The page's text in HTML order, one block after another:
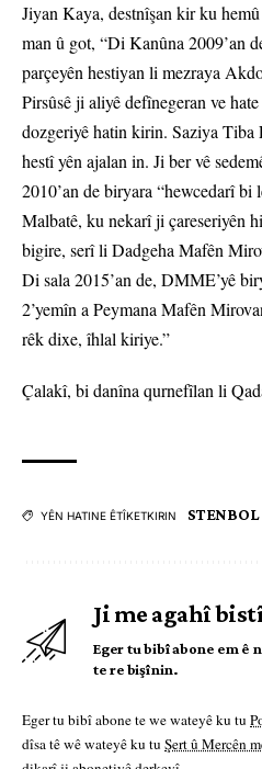
Jiyan Kaya, destnîşan kir ku
man û got, “Di Kanûna 2009’an
parçeyên hestiyan li mezraya
Pirsûsê ji aliyê defînegeran ve
dozgeriyê hatin kirin. Saziya
hestî yên ajalan in. Ji ber vê
2010’an de biryara “hewcedarî bi
Malbatê, ku nekarî ji çareseriyên
bigire, serî li Dadgeha Mafên
Di sala 2015’an de, DMME’yê
2’yemîn a Peymana Mafên
rêk dixe, îhlal kiriye.”
Çalakî, bi danîna qurnefîlan li
YÊN HATINE ÊTÎKETKIRIN STENBOL
Ji me agahî
Eger tu bibî abone em ê
te re bişînin.
Eger tu bibî abone te we wateyê ku tu
dîsa tê wê wateyê ku tu Şert û Mercên